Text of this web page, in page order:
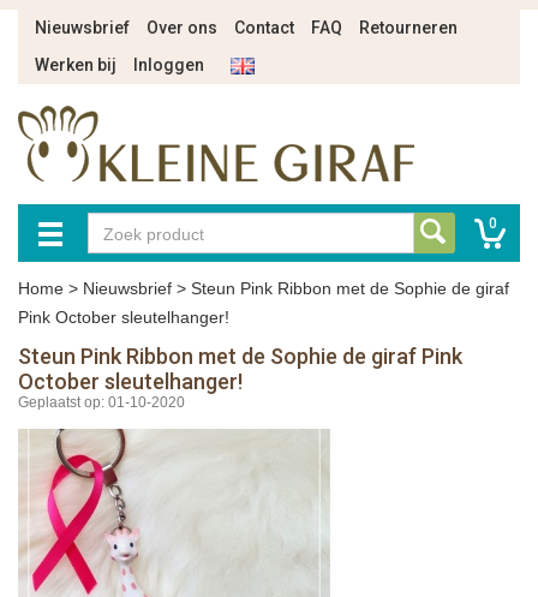
Nieuwsbrief Over ons Contact FAQ
Retourneren
Werken bij
Inloggen
0
Home > Nieuwsbrief > Steun Pink Ribbon met de Sophie de giraf
Pink October sleutelhanger!
Steun Pink Ribbon met de Sophie de giraf Pink
October sleutelhanger!
Geplaatst op: 01-10-2020